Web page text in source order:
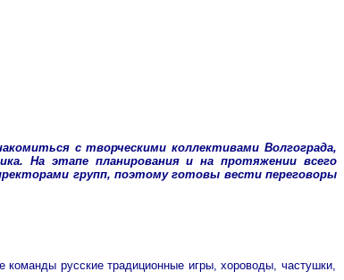
с творческими коллективами Волгограда,
На этапе планирования и на протяжении всего
групп, поэтому готовы вести переговоры
русские традиционные игры, хороводы, частушки,